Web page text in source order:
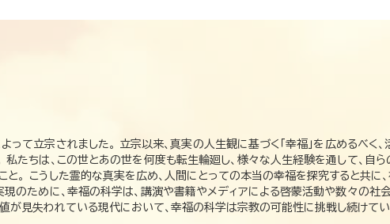
て立宗されました。 立宗以来、真実の人生観に基づく「幸福」を広めるべく
私たちは、この世とあの世を何度も転生輪廻し、様々な人生経験を通して、自
と。 こうした霊的な真実を広め、人間にとっての本当の幸福を探究すると共に
のために、幸福の科学は、講演や書籍やメディアによる啓蒙活動や数々の社
が見失われている現代において、幸福の科学は宗教の可能性に挑戦し続けてい